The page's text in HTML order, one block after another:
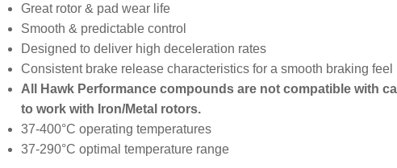
Great rotor & pad wear life
Smooth & predictable control
Designed to deliver high deceleration rates
Consistent brake release characteristics for a smooth braking feel
All Hawk Performance compounds are not compatible with
to work with Iron/Metal rotors.
37-400°C operating temperatures
37-290°C optimal temperature range